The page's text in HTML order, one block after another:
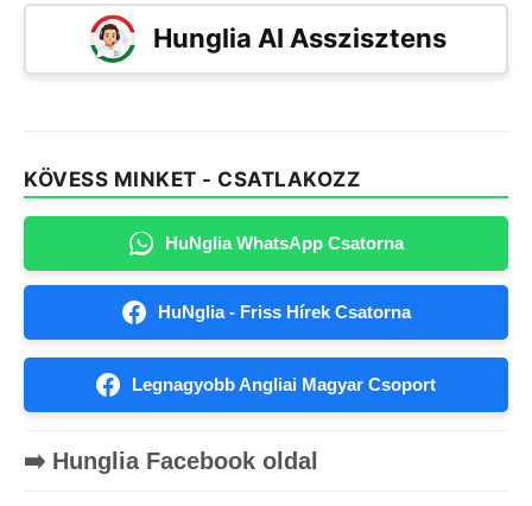
Hunglia AI Asszisztens
KÖVESS MINKET - CSATLAKOZZ
HuNglia WhatsApp Csatorna
HuNglia - Friss Hírek Csatorna
Legnagyobb Angliai Magyar Csoport
➡️ Hunglia Facebook oldal